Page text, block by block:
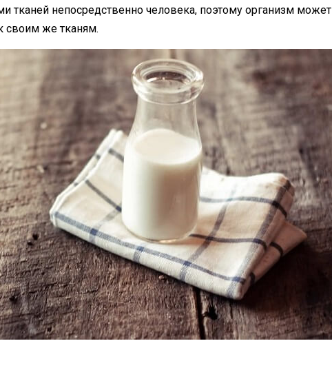
тканей непосредственно человека, поэтому организм может
своим же тканям.